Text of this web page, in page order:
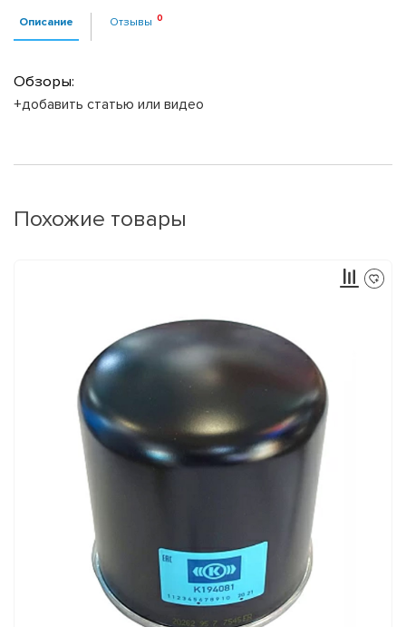
Описание Отзывы
Обзоры:
+добавить статью или видео
Похожие товары